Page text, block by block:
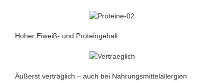
Hoher Eiweiß- und Proteingehalt
Äußerst verträglich – auch bei Nahrungsmittelallergien